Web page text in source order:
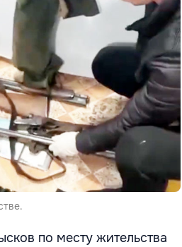
по месту жительства